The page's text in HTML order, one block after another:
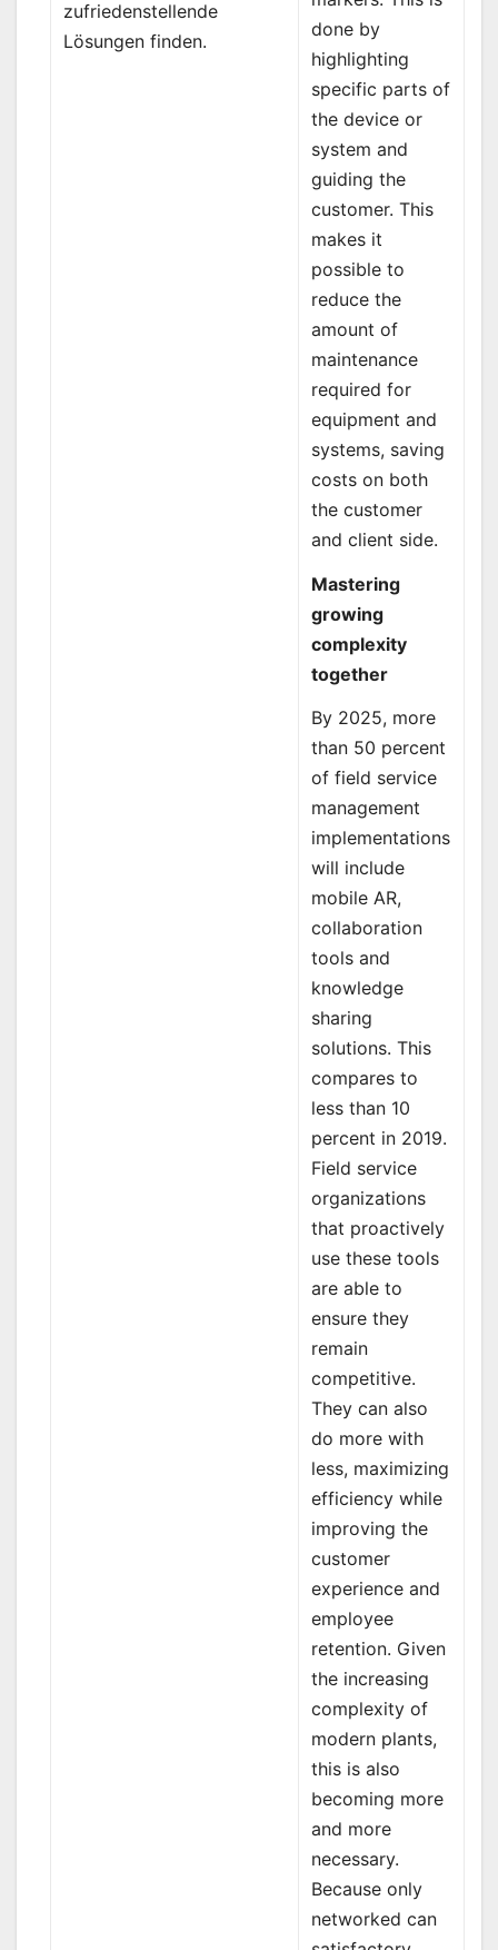
zufriedenstellende
Lösungen finden.
done by
highlighting
specific parts of
the device or
system and
guiding the
customer. This
makes it
possible to
reduce the
amount of
maintenance
required for
equipment and
systems, saving
costs on both
the customer
and client side.
Mastering
growing
complexity
together
By 2025, more
than 50 percent
of field service
management
implementations
will include
mobile AR,
collaboration
tools and
knowledge
sharing
solutions. This
compares to
less than 10
percent in 2019.
Field service
organizations
that proactively
use these tools
are able to
ensure they
remain
competitive.
They can also
do more with
less, maximizing
efficiency while
improving the
customer
experience and
employee
retention. Given
the increasing
complexity of
modern plants,
this is also
becoming more
and more
necessary.
Because only
networked can